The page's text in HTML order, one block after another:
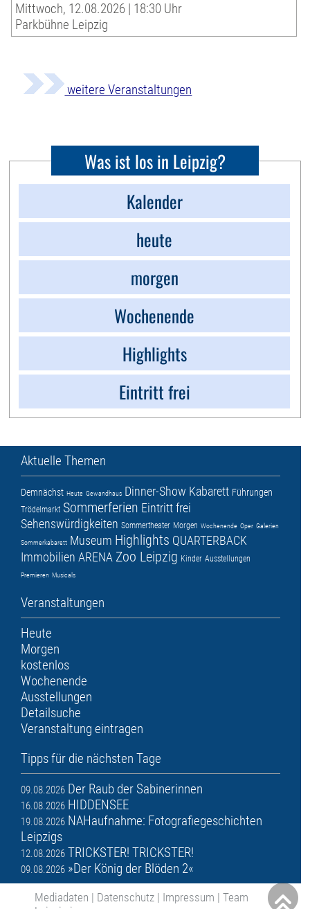
Mittwoch, 12.08.2026 | 18:30 Uhr
Parkbühne Leipzig
weitere Veranstaltungen
Was ist los in Leipzig?
Kalender
heute
morgen
Wochenende
Highlights
Eintritt frei
Aktuelle Themen
Demnächst Heute Gewandhaus Dinner-Show Kabarett Führungen
Trödelmarkt Sommerferien Eintritt frei
Sehenswürdigkeiten Sommertheater Morgen Wochenende Oper Galerien
Sommerkabarett Museum Highlights QUARTERBACK
Immobilien ARENA Zoo Leipzig Kinder Ausstellungen
Premieren Musicals
Veranstaltungen
Heute
Morgen
kostenlos
Wochenende
Ausstellungen
Detailsuche
Veranstaltung eintragen
Tipps für die nächsten Tage
09.08.2026 Der Raub der Sabinerinnen
16.08.2026 HIDDENSEE
19.08.2026 NAHaufnahme: Fotografiegeschichten
Leipzigs
12.08.2026 TRICKSTER! TRICKSTER!
09.08.2026 »Der König der Blöden 2«
Mediadaten | Datenschutz | Impressum | Team